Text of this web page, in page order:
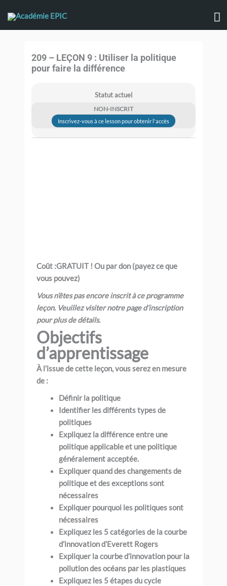
209 – LEÇON 9 : Utiliser la politique
pour faire la différence
Statut actuel
NON-INSCRIT
Inscrivez-vous à ce lesson pour obtenir l'accès
Coût :GRATUIT ! Ou par don (payez ce que
vous pouvez)
Vous n’êtes pas encore inscrit à ce programme
leçon. Veuillez visiter notre page d’inscription
pour plus de détails.
Objectifs
d’apprentissage
À l’issue de cette leçon, vous serez en mesure
de :
Définir la politique
Identifier les différents types de
politiques
Expliquez la différence entre une
politique applicable et une politique
généralement acceptée.
Expliquer quand des changements de
politique et des exceptions sont
nécessaires
Expliquer pourquoi les politiques sont
nécessaires
Expliquez les 5 catégories de la courbe
d’innovation d’Everett Rogers
Expliquer la courbe d’innovation pour la
pollution des océans par les plastiques
Expliquez les 5 étapes du cycle